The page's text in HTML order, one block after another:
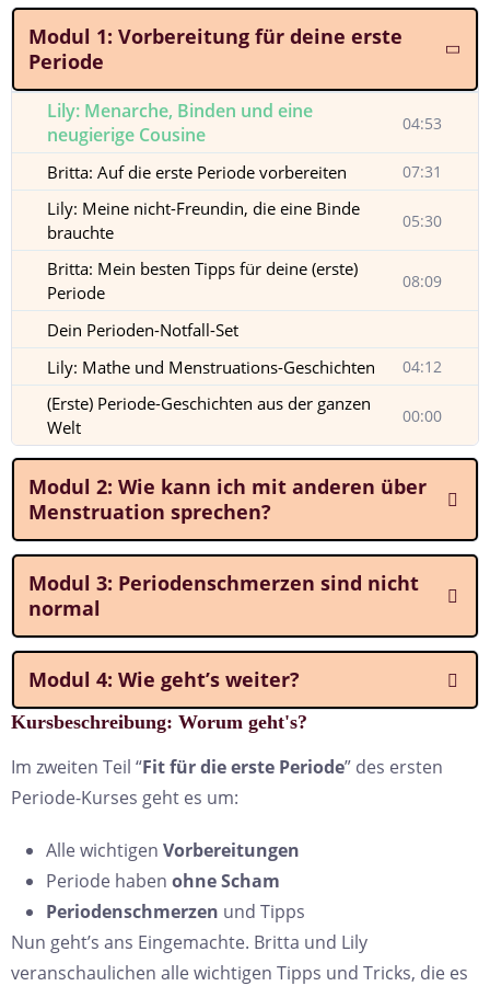
Modul 1: Vorbereitung für deine erste
Periode
Lily: Menarche, Binden und eine
neugierige Cousine
04:53
Britta: Auf die erste Periode vorbereiten 07:31
Lily: Meine nicht-Freundin, die eine Binde
brauchte
05:30
Britta: Mein besten Tipps für deine (erste)
Periode
08:09
Dein Perioden-Notfall-Set
Lily: Mathe und Menstruations-Geschichten
04:12
(Erste) Periode-Geschichten aus der ganzen
Welt
00:00
Modul 2: Wie kann ich mit anderen über
Menstruation sprechen?
Modul 3: Periodenschmerzen sind nicht
normal
Modul 4: Wie geht’s weiter?
Kursbeschreibung: Worum geht's?
Im zweiten Teil “Fit für die erste Periode” des ersten
Periode-Kurses geht es um:
Alle wichtigen Vorbereitungen
Periode haben ohne Scham
Periodenschmerzen und Tipps
Nun geht’s ans Eingemachte. Britta und Lily
veranschaulichen alle wichtigen Tipps und Tricks, die es